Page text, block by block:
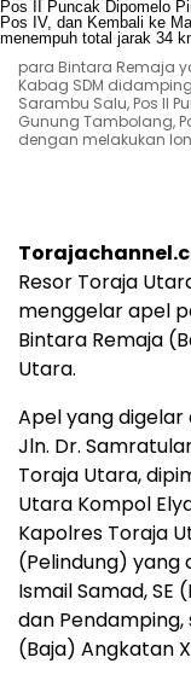
para Bintara Remaja
Kabag SDM
Sarambu Salu, Pos II
Gunung Tambolang,
dengan melakukan
Resor Toraja
menggelar apel
Bintara Remaja
Utara.
Apel yang
Jln. Dr.
Toraja Utara,
Utara Kompol
Kapolres Toraja
(Pelindung) yang
Ismail Samad,
dan
(Baja) Angkatan